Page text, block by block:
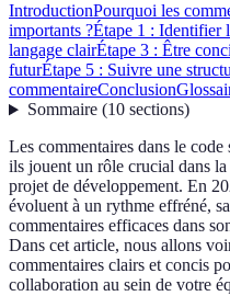
IntroductionPourquoi les
importants ?Étape 1 : Identifier
langage clairÉtape 3 : Être
futurÉtape 5 : Suivre une
commentaireConclusion
Sommaire(10 sections)
Les commentaires dans le
ils jouent un rôle crucial dans
projet de développement. En
évoluent à un rythme effréné,
commentaires efficaces dans
Dans cet article, nous allons
commentaires clairs et concis
collaboration au sein de votre